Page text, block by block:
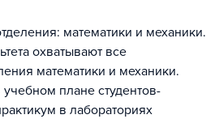
математики и механики.
охватывают все
математики и механики.
плане студентов-
в лабораториях